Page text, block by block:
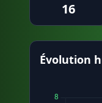
16
Évolution